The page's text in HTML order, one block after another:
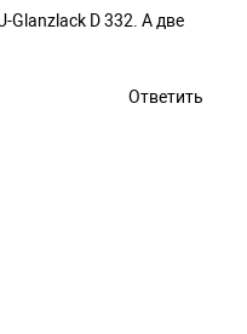
Glanzlack D 332 . А две
Ответить